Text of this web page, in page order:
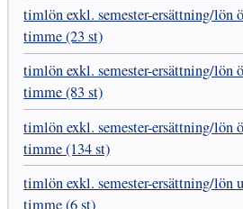
timlön exkl. semester-ersättning/lön
timme (23 st)
timlön exkl. semester-ersättning/lön
timme (83 st)
timlön exkl. semester-ersättning/lön
timme (134 st)
timlön exkl. semester-ersättning/lön
timme (6 st)